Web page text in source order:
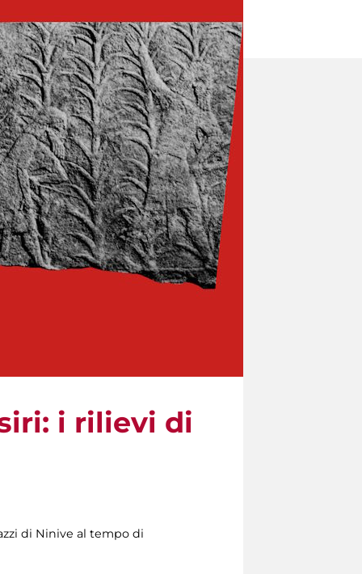
i rilievi di
di Ninive al tempo di